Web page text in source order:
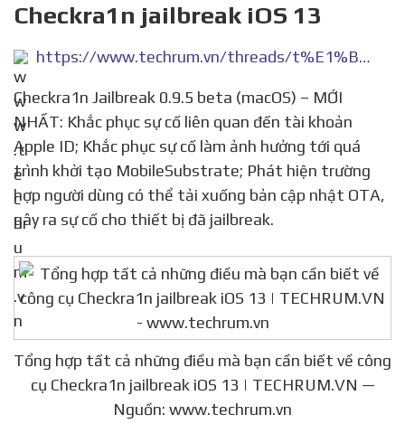
Checkra1n jailbreak iOS 13
https://www.techrum.vn/threads/t%E1%BB%95ng-h%E1%BB%A3p-t%E1%BA%A5t-c%E1%BA%A3-nh%E1%BB%AFng-%C4%91i%E1%BB%81u-m%C3%A0-b%E1%BA%A1n-c%E1%BA%A7n-bi%E1%BA%BFt-v%E1%BB%81-c%C3%B4ng-c%E1%BB%A5-checkra1n-jailbreak-ios-13.263935/
Checkra1n Jailbreak 0.9.5 beta (macOS) – MỚI
NHẤT: Khắc phục sự cố liên quan đến tài khoản
Apple ID; Khắc phục sự cố làm ảnh hưởng tới quá
trình khởi tạo MobileSubstrate; Phát hiện trường
hợp người dùng có thể tải xuống bản cập nhật OTA,
gây ra sự cố cho thiết bị đã jailbreak.
Tổng hợp tất cả những điều mà bạn cần biết về công
cụ Checkra1n jailbreak iOS 13 | TECHRUM.VN —
Nguồn: www.techrum.vn